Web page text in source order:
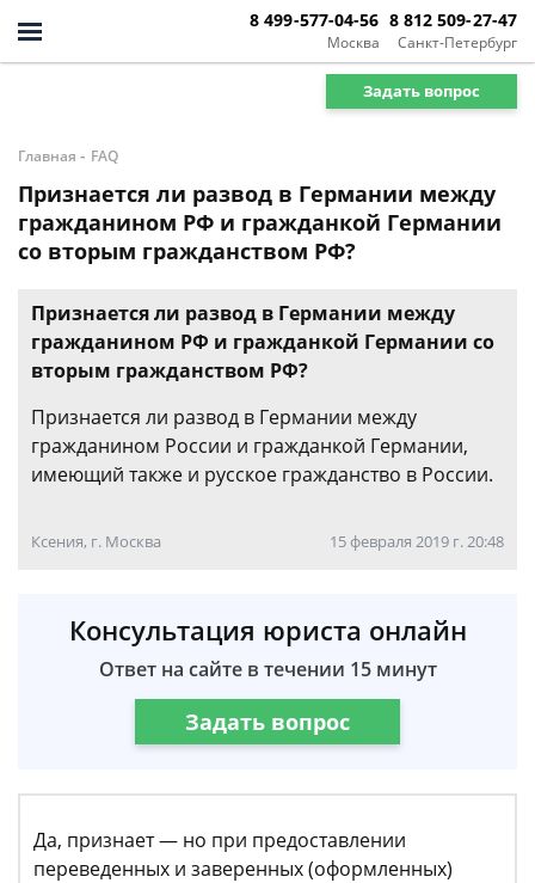
Москва
8 499-577-04-56
Санкт-Петербург
8 812 509-27-47
Задать вопрос
Главная - FAQ
Признается ли развод в Германии между
гражданином РФ и гражданкой Германии
со вторым гражданством РФ?
Признается ли развод в Германии между
гражданином РФ и гражданкой Германии со
вторым гражданством РФ?
Признается ли развод в Германии между
гражданином России и гражданкой Германии,
имеющий также и русское гражданство в России.
Ксения, г. Москва 15 февраля 2019 г. 20:48
Консультация юриста онлайн
Ответ на сайте в течении 15 минут
Задать вопрос
Да, признает — но при предоставлении
переведенных и заверенных (оформленных)